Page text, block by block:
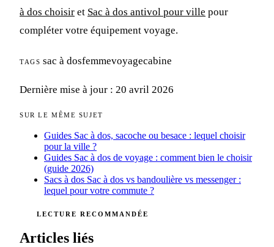
à dos choisir et Sac à dos antivol pour ville pour
compléter votre équipement voyage.
TAGS sac à dosfemmevoyagecabine
Dernière mise à jour : 20 avril 2026
SUR LE MÊME SUJET
Guides Sac à dos, sacoche ou besace : lequel choisir
pour la ville ?
Guides Sac à dos de voyage : comment bien le choisir
(guide 2026)
Sacs à dos Sac à dos vs bandoulière vs messenger :
lequel pour votre commute ?
LECTURE RECOMMANDÉE
Articles liés